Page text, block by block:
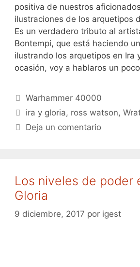
positiva de nuestros
ilustraciones de los arquetipos
Es un verdadero tributo al
Bontempi, que está haciendo
ilustrando los arquetipos en Ira
ocasión, voy a hablaros un
Categorías
Warhammer 40000
Etiquetas
ira y gloria, ross watson,
Deja un comentario
Los niveles de poder
Gloria
9 diciembre, 2017 por igest